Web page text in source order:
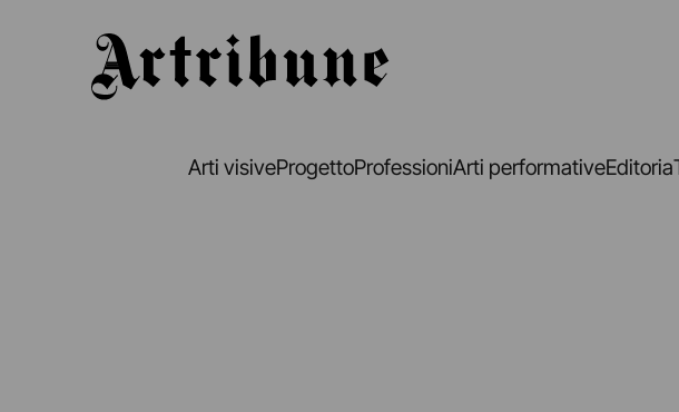
Arti visiveProgettoProfessioniArti performativeEditoria